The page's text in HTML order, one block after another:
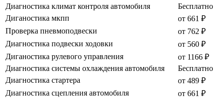
Диагностика климат контроля автомобиля
Бесплатно
Диганостика мкпп
от 661 ₽
Проверка пневмоподвески
от 762 ₽
Диагностика подвески ходовки
от 560 ₽
Диганостика рулевого управления
от 1166 ₽
Диагностика системы охлаждения автомобиля
Бесплатно
Диагностика стартера
от 489 ₽
Диагностика сцепления автомобиля
от 661 ₽